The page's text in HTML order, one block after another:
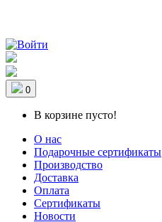
0
В корзине пусто!
О нас
Подарочные сертификаты
Производство
Доставка
Оплата
Сертификаты
Новости